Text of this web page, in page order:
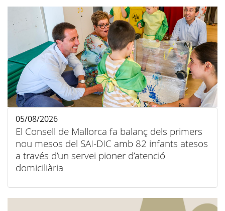
El Consell de Mallorca fa balanç dels primers
nou mesos del SAI-DIC amb 82 infants atesos
a través d’un servei pioner d’atenció
domiciliària
05/08/2026